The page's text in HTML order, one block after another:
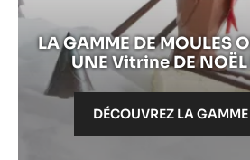
LA GAMME DE MOULES
UNE Vitrine DE
DÉCOUVREZ LA
la